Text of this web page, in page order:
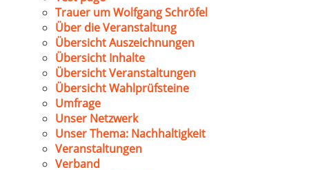
Trauer um Wolfgang Schröfel
Über die Veranstaltung
Übersicht Auszeichnungen
Übersicht Inhalte
Übersicht Veranstaltungen
Übersicht Wahlprüfsteine
Umfrage
Unser Netzwerk
Unser Thema: Nachhaltigkeit
Veranstaltungen
Verband